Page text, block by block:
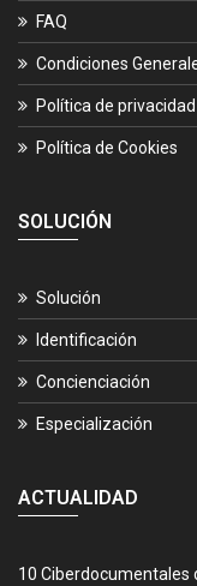
FAQ
Condiciones
Política de privacidad
Política de Cookies
SOLUCIÓN
Solución
Identificación
Concienciación
Especialización
ACTUALIDAD
10 Ciberdocumentales